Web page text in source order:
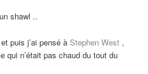
shawl ..
puis j’ai pensé à Stephen West ,
qui n’était pas chaud du tout du